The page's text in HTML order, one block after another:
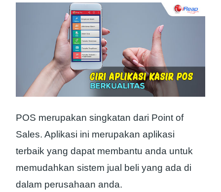
POS merupakan singkatan dari Point of
Sales. Aplikasi ini merupakan aplikasi
terbaik yang dapat membantu anda untuk
memudahkan sistem jual beli yang ada di
dalam perusahaan anda.